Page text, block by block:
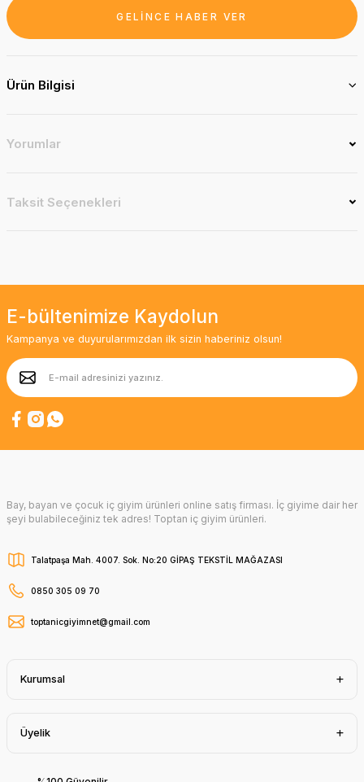
GELİNCE HABER VER
Ürün Bilgisi
Yorumlar
Taksit Seçenekleri
E-bültenimize Kaydolun
Kampanya ve duyurularımızdan ilk sizin haberiniz olsun!
Bay, bayan ve çocuk iç giyim ürünleri online satış firması. İç giyime dair her
şeyi bulabileceğiniz tek adres! Toptan iç giyim ürünleri.
Talatpaşa Mah. 4007. Sok. No:20 GİPAŞ TEKSTİL MAĞAZASI
0850 305 09 70
toptanicgiyimnet@gmail.com
Kurumsal
Üyelik